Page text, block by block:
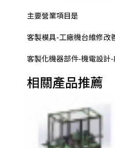
主要營業項目是
客製模具-工廠機台維修改
客製化機器部件-機電設計
相關產品推薦